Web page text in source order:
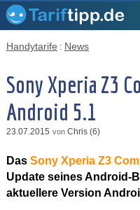
Handytarife : News
Sony Xperia Z3
Android 5.1
23.07.2015 von Chris (6)
Das Sony Xperia Z3
Update seines Android-
aktuellere Version